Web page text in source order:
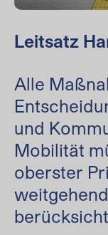
Leitsatz
Alle
und
Mobilität
oberster